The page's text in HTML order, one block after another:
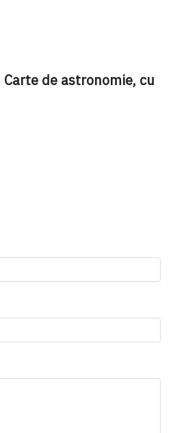
de astronomie, cu